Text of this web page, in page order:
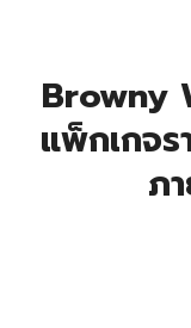
Browny
แพ็กเกจร
ภ